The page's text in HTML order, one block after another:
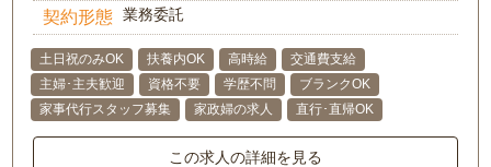
契約形態 業務委託
土日祝のみOK 扶養内OK 高時給
交通費支給
主婦･主夫歓迎
資格不要 学歴不問
ブランクOK
家事代行スタッフ募集
家政婦の求人 直行･直帰OK
この求人の詳細を見る